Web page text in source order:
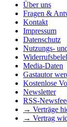
Über uns
Fragen &
Kontakt
Impressum
Datenschutz
Nutzungs-
Media-Daten
Gastautor
Kostenlose
Newsletter
RSS-
→ Verträge
→ Vertrag